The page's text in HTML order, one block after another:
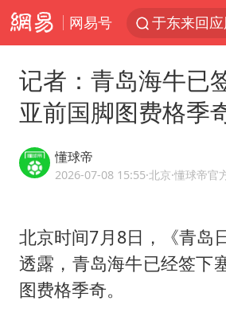
网易号
刘嘉玲晒与
上海全力守
记者：青岛海牛已
亚前国脚图费格季
懂球帝
2026-07-08 15:55·北京·懂球帝官
北京时间7月8日，《青岛
透露，青岛海牛已经签下
图费格季奇。